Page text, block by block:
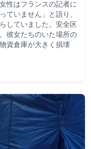
性はフランスの記者に
ていません」と語り、
していました。安全区
彼女たちのいた場所の
資倉庫が大きく損壊